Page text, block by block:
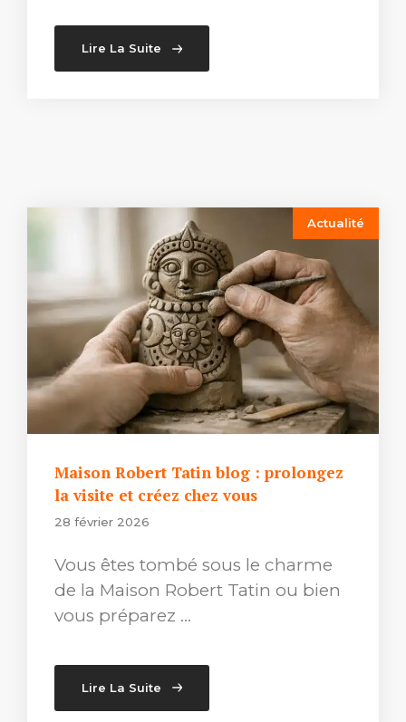
Lire La Suite
Actualité
Maison Robert Tatin blog : prolongez
la visite et créez chez vous
28 février 2026
Vous êtes tombé sous le charme
de la Maison Robert Tatin ou bien
vous préparez …
Lire La Suite